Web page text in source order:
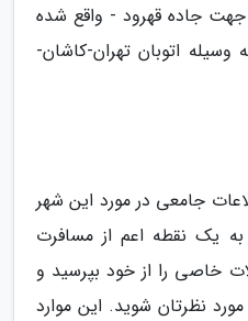
جهت جاده قهرود - واقع شده
به وسیله اتوبان تهران-کاشان-
جامعی در مورد این شهر
یک نقطه اعم از مسافرت
خاصی را از خود بپرسید و
نظرتان شوید. این موارد